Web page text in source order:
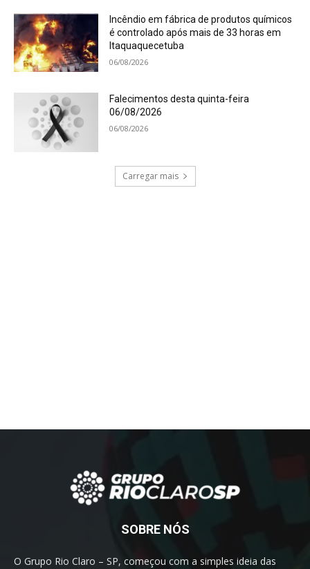
Incêndio em fábrica de produtos químicos
é controlado após mais de 33 horas em
Itaquaquecetuba
06/08/2026
Falecimentos desta quinta-feira
06/08/2026
06/08/2026
Carregar mais
SOBRE NÓS
O Grupo Rio Claro – SP, começou com a simples ideia das